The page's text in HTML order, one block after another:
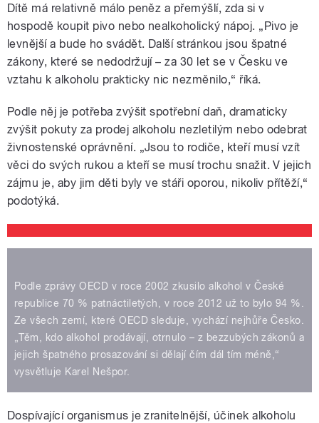
pause
závislosti psychiatrické léčebny v Praze
Bohnicích Karlem Nešporem o alkoholu
nejenom u mladistvých a proč by měl stát v
souvislosti s alkoholismem zvýšit spotřební
daně.
Dítě má relativně málo peněz a přemýšlí, zda si v
hospodě koupit pivo nebo nealkoholický nápoj. „Pivo je
levnější a bude ho svádět. Další stránkou jsou špatné
zákony, které se nedodržují – za 30 let se v Česku ve
vztahu k alkoholu prakticky nic nezměnilo,“ říká.
Podle něj je potřeba zvýšit spotřební daň, dramaticky
zvýšit pokuty za prodej alkoholu nezletilým nebo odebrat
živnostenské oprávnění. „Jsou to rodiče, kteří musí vzít
věci do svých rukou a kteří se musí trochu snažit. V jejich
zájmu je, aby jim děti byly ve stáři oporou, nikoliv přítěží,“
podotýká.
Podle zprávy OECD v roce 2002 zkusilo alkohol v České
republice 70 % patnáctiletých, v roce 2012 už to bylo 94 %.
Ze všech zemí, které OECD sleduje, vychází nejhůře Česko.
„Těm, kdo alkohol prodávají, otrnulo – z bezzubých zákonů a
jejich špatného prosazování si dělají čím dál tím méně,“
vysvětluje Karel Nešpor.
Dospívající organismus je zranitelnější, účinek alkoholu